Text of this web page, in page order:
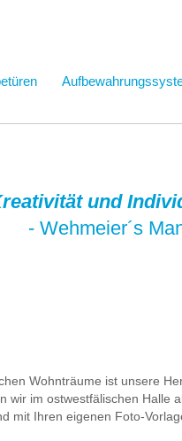
und
- Wehmeier´s
Wohnträume ist unsere
wir im ostwestfälischen Halle
mit Ihren eigenen Foto-